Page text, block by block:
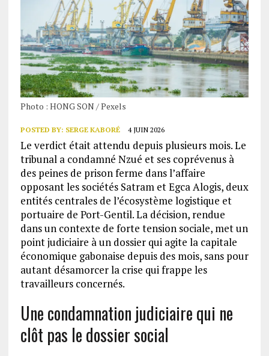
Photo : HONG SON / Pexels
POSTED BY: SERGE KABORÉ 4 JUIN 2026
Le verdict était attendu depuis plusieurs mois. Le
tribunal a condamné Nzué et ses coprévenus à
des peines de prison ferme dans l’affaire
opposant les sociétés Satram et Egca Alogis, deux
entités centrales de l’écosystème logistique et
portuaire de Port-Gentil. La décision, rendue
dans un contexte de forte tension sociale, met un
point judiciaire à un dossier qui agite la capitale
économique gabonaise depuis des mois, sans pour
autant désamorcer la crise qui frappe les
travailleurs concernés.
Une condamnation judiciaire qui ne
clôt pas le dossier social